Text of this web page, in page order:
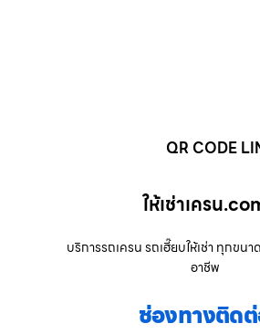
QR CODE
ให้เช่าเครน
บริการรถเครน รถเฮี๊ยบให้เช่า ทุกข
อาชีพ
ช่องทางติด